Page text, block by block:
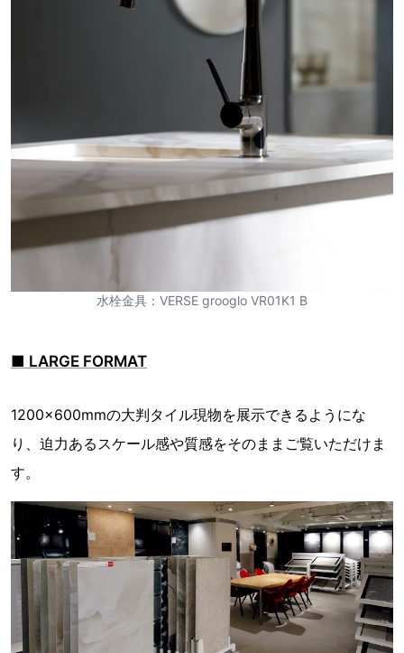
水栓金具：VERSE grooglo VR01K1 B
■ LARGE FORMAT
1200×600mmの大判タイル現物を展示できるようにな
り、迫力あるスケール感や質感をそのままご覧いただけま
す。